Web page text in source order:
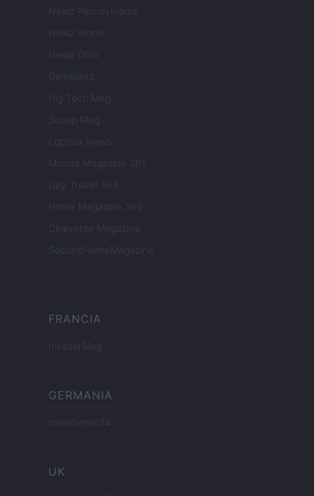
Newz Pennsylvania
Newz Illinois
Newz Ohio
Gameland
Hig Tech Mag
Scoop Mag
Lgbtqia News
Motors Magazine 365
Day Travel 365
Home Magazine 365
Cineverse Magazine
SecondHomeMagazine
FRANCIA
InvestirMag
GERMANIA
Investieren24
UK